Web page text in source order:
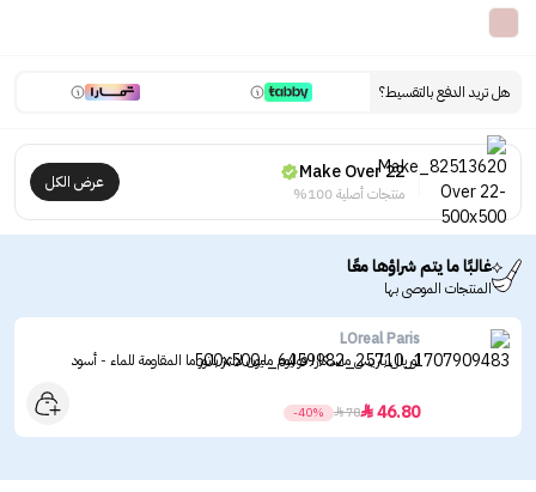
هل تريد الدفع بالتقسيط؟
Make Over 22
منتجات أصلية 100%
عرض الكل
غالبًا ما يتم شراؤها معًا
المنتجات الموصى بها
LOreal Paris
لوريال باريس ماسكارا فوليوم مليون لاشز بانوراما المقاومة للماء - أسود
46.80

78

-40%